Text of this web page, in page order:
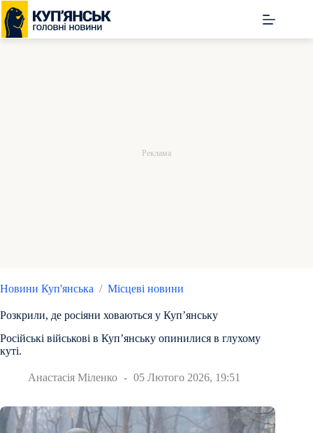
Перейти
до
вмісту
Новини Куп'янська / Місцеві новини
Розкрили, де росіяни ховаються у Куп’янську
Російські військові в Куп’янську опинилися в глухому
куті.
Анастасія Міленко 05 Лютого 2026, 19:51